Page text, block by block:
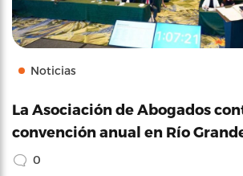
Noticias
La Asociación de Abogados
convención anual en Río
0